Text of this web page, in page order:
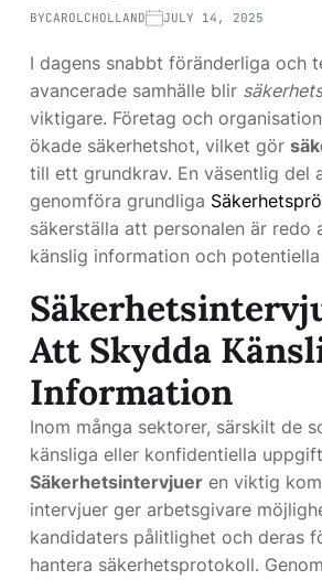
BYCAROLCHOLLAND JULY 14, 2025
I dagens snabbt föränderliga och
avancerade samhälle blir
viktigare. Företag och
ökade säkerhetshot, vilket gör
till ett grundkrav. En väsentlig del
genomföra grundliga
säkerställa att personalen är redo
känslig information och
Att Skydda
Information
Inom många sektorer, särskilt de
känsliga eller konfidentiella
Säkerhetsintervjuer en viktig
intervjuer ger arbetsgivare
kandidaters pålitlighet och deras
hantera säkerhetsprotokoll.